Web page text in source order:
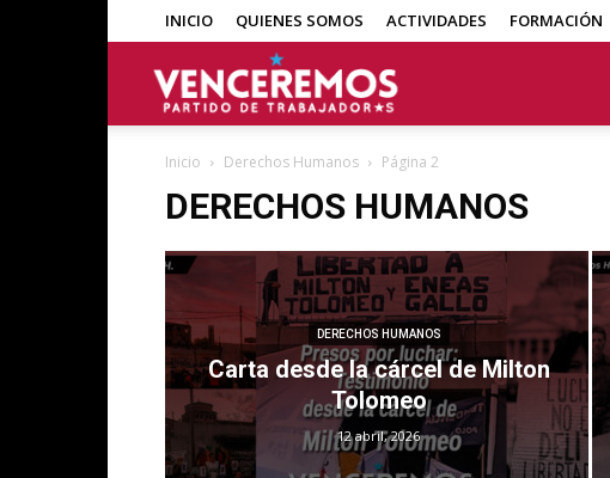
INICIO QUIENES SOMOS ACTIVIDADES FORMACIÓN
Inicio Derechos Humanos Página 2
DERECHOS HUMANOS
DERECHOS HUMANOS
Carta desde la cárcel de Milton
Tolomeo
12 abril, 2026